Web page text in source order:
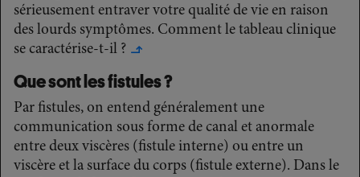
sérieusement entraver votre qualité de vie en raison
des lourds symptômes. Comment le tableau clinique
se caractérise-t-il ? ↳
Que sont les fistules ?
Par fistules, on entend généralement une
communication sous forme de canal et anormale
entre deux viscères (fistule interne) ou entre un
viscère et la surface du corps (fistule externe). Dans le